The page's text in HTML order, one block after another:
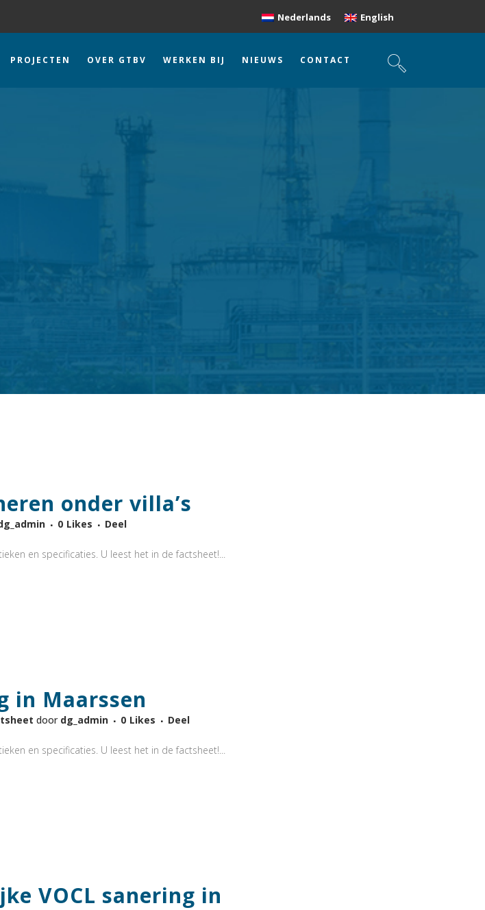
Nederlands English
PROJECTEN OVER GTBV WERKEN BIJ NIEUWS CONTACT
onder villa’s
0 Likes Deel
en specificaties. U leest het in de factsheet!...
in Maarssen
door dg_admin 0 Likes Deel
en specificaties. U leest het in de factsheet!...
VOCL sanering in